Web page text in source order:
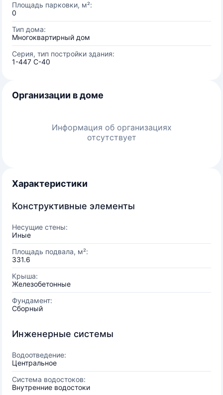
Площадь парковки, м²:
0
Тип дома:
Многоквартирный дом
Серия, тип постройки здания:
1-447 С-40
Организации в доме
Информация об организациях
отсутствует
Характеристики
Конструктивные элементы
Несущие стены:
Иные
Площадь подвала, м²:
331.6
Крыша:
Железобетонные
Фундамент:
Сборный
Инженерные системы
Водоотведение:
Центральное
Система водостоков:
Внутренние водостоки